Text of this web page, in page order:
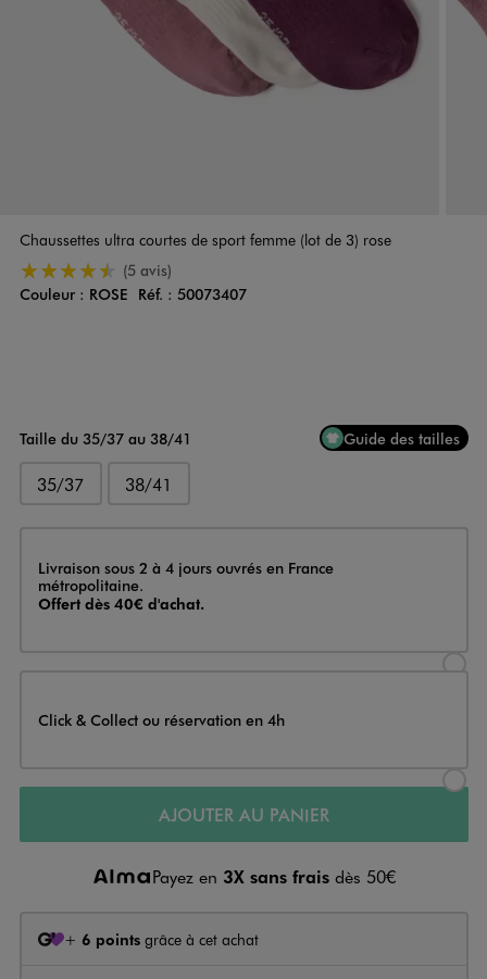
Chaussettes ultra courtes de sport femme (lot de 3) rose
4.5/5 de moyenne
(5 avis)
Couleur
Couleur : ROSE Réf. : 50073407
Taille du 35/37 au 38/41 Guide des tailles
35/37 38/41
Livraison
Livraison sous 2 à 4 jours ouvrés en France
métropolitaine.
Offert dès 40€ d'achat.
Click & Collect ou réservation en 4h
AJOUTER AU PANIER
Payez en 3X sans frais dès 50€
+ 6 points grâce à cet achat